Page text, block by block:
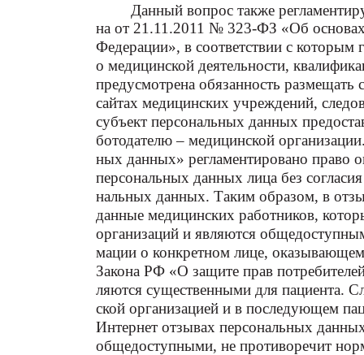
Данный вопрос также
на от 21.11.2011 № 323-ФЗ «Об
Федерации», в соответствии с
о медицинской деятельности,
предусмотрена обязанность
сайтах медицинских учреждений,
субъект персональных данных
ботодателю – медицинской
ных данных» регламентировано право
персональных данных лица без
нальных данных. Таким образом, в
данные медицинских работников,
организаций и являются
мации о конкретном лице,
Закона РФ «О защите прав
ляются существенными для пациента.
ской организацией и в последующем
Интернет отзывах персональных
общедоступными, не противоречит